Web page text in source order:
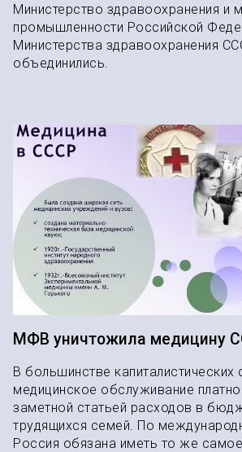
Министерство здравоохранения и
промышленности Российской
Министерства здравоохранения
объединились.
МФВ уничтожила медицину
В большинстве капиталистических
медицинское обслуживание
заметной статьей расходов в
трудящихся семей. По
Россия обязана иметь то же самое.